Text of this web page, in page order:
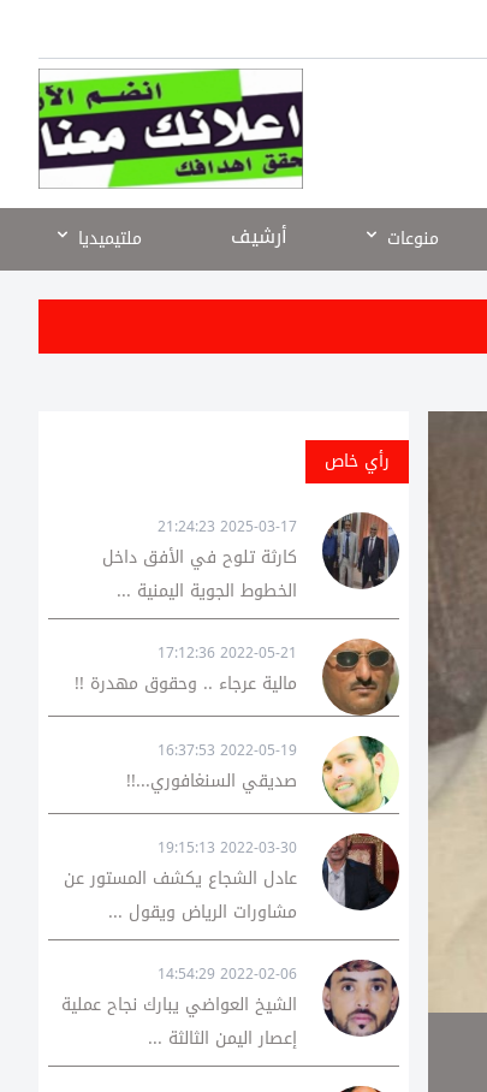
منوعات أرشيف ملتيميديا
رأي خاص
2025-03-17 21:24:23
كارثة تلوح في الأفق داخل
الخطوط الجوية اليمنية ...
2022-05-21 17:12:36
مالية عرجاء .. وحقوق مهدرة !!
2022-05-19 16:37:53
صديقي السنغافوري...!!
2022-03-30 19:15:13
عادل الشجاع يكشف المستور عن
مشاورات الرياض ويقول ...
2022-02-06 14:54:29
الشيخ العواضي يبارك نجاح عملية
إعصار اليمن الثالثة ...